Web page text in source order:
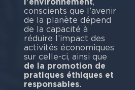
conscients que l’avenir
de la planète dépend
de la capacité à
réduire l’impact des
activités économiques
sur celle-ci, ainsi que
de la promotion de
pratiques éthiques et
responsables.